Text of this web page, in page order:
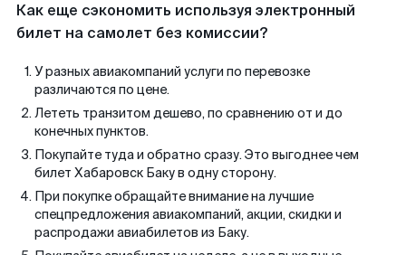
Как еще сэкономить используя электронный
билет на самолет без комиссии?
У разных авиакомпаний услуги по перевозке
различаются по цене.
Лететь транзитом дешево, по сравнению от и до
конечных пунктов.
Покупайте туда и обратно сразу. Это выгоднее чем
билет Хабаровск Баку в одну сторону.
При покупке обращайте внимание на лучшие
спецпредложения авиакомпаний, акции, скидки и
распродажи авиабилетов из Баку.